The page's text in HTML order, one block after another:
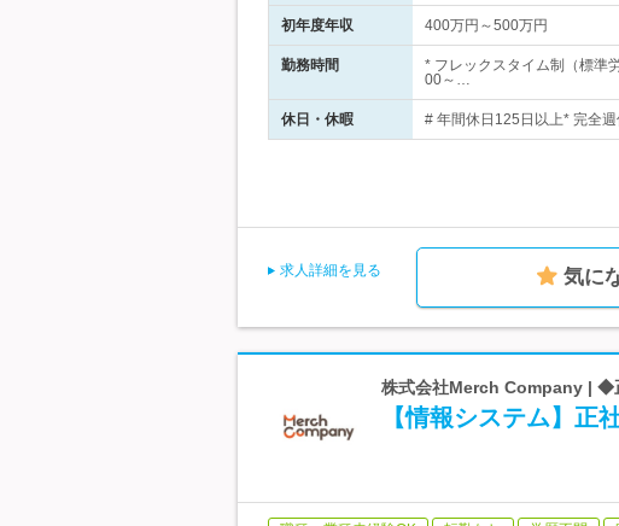
初年度年収 400万円～500万円
勤務時間
* フレックスタイム制（標準
00～…
休日・休暇 # 年間休日125日以上* 完全
求人詳細を見る 気に
株式会社Merch Company |
【情報システム】